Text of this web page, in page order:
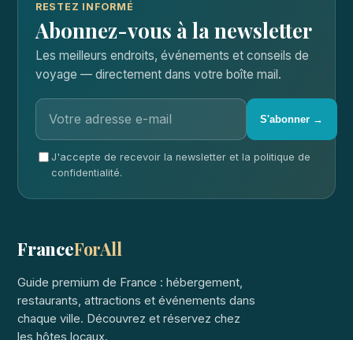
RESTEZ INFORMÉ
Abonnez-vous à la newsletter
Les meilleurs endroits, événements et conseils de
voyage — directement dans votre boîte mail.
S'abonner →
J'accepte de recevoir la newsletter et la politique de
confidentialité.
FranceForAll
Guide premium de France : hébergement,
restaurants, attractions et événements dans
chaque ville. Découvrez et réservez chez
les hôtes locaux.